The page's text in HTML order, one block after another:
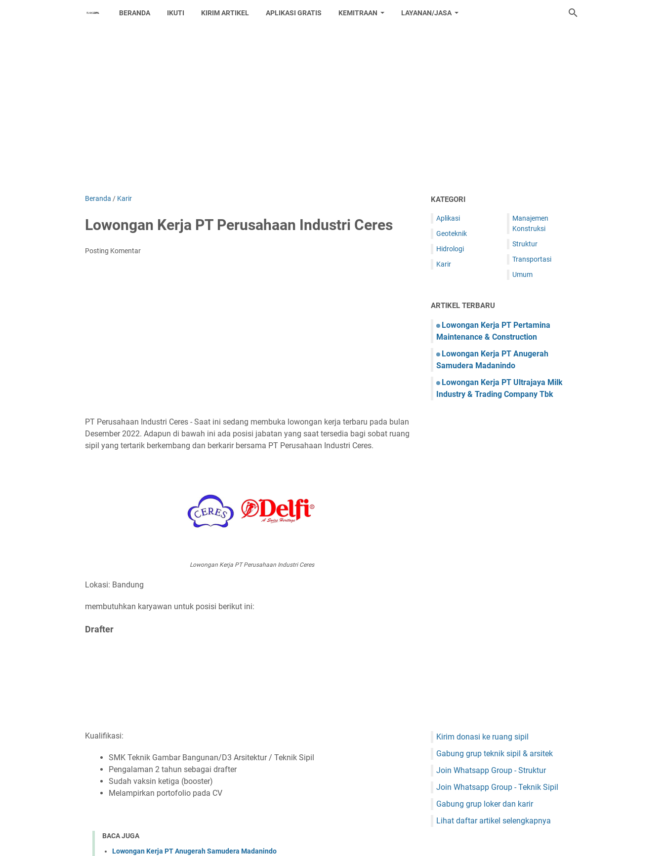
BERANDA IKUTI KIRIM ARTIKEL APLIKASI GRATIS KEMITRAAN LAYANAN/JASA
Beranda / Karir
Lowongan Kerja PT Perusahaan Industri Ceres
Posting Komentar
PT Perusahaan Industri Ceres - Saat ini sedang membuka lowongan kerja terbaru pada bulan
Desember 2022. Adapun di bawah ini ada posisi jabatan yang saat tersedia bagi sobat ruang
sipil yang tertarik berkembang dan berkarir bersama PT Perusahaan Industri Ceres.
Lowongan Kerja PT Perusahaan Industri Ceres
Lokasi: Bandung
membutuhkan karyawan untuk posisi berikut ini:
Drafter
Kualifikasi:
SMK Teknik Gambar Bangunan/D3 Arsitektur / Teknik Sipil
Pengalaman 2 tahun sebagai drafter
Sudah vaksin ketiga (booster)
Melampirkan portofolio pada CV
BACA JUGA
Lowongan Kerja PT Anugerah Samudera Madanindo
KATEGORI
Aplikasi
Geoteknik
Hidrologi
Karir
Manajemen
Konstruksi
Struktur
Transportasi
Umum
ARTIKEL TERBARU
Lowongan Kerja PT Pertamina
Maintenance & Construction
Lowongan Kerja PT Anugerah
Samudera Madanindo
Lowongan Kerja PT Ultrajaya Milk
Industry & Trading Company Tbk
Kirim donasi ke ruang sipil
Gabung grup teknik sipil & arsitek
Join Whatsapp Group - Struktur
Join Whatsapp Group - Teknik Sipil
Gabung grup loker dan karir
Lihat daftar artikel selengkapnya